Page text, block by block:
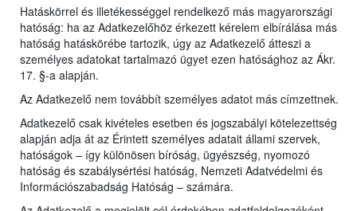
Hatáskörrel és illetékességgel rendelkező más magyarországi
hatóság: ha az Adatkezelőhöz érkezett kérelem elbírálása más
hatóság hatáskörébe tartozik, úgy az Adatkezelő átteszi a
személyes adatokat tartalmazó ügyet ezen hatósághoz az Ákr.
17. §-a alapján.
Az Adatkezelő nem továbbít személyes adatot más címzettnek.
Adatkezelő csak kivételes esetben és jogszabályi kötelezettség
alapján adja át az Érintett személyes adatait állami szervek,
hatóságok – így különösen bíróság, ügyészség, nyomozó
hatóság és szabálysértési hatóság, Nemzeti Adatvédelmi és
Információszabadság Hatóság – számára.